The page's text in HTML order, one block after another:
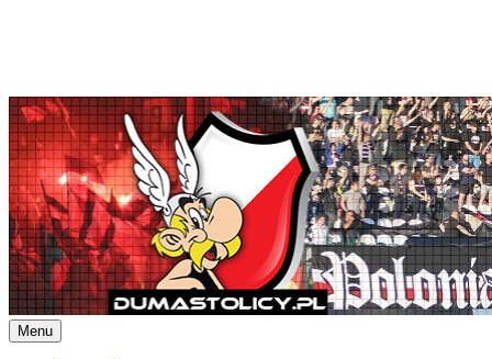
Skip
to
content
Menu